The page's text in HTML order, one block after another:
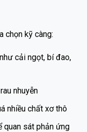
chọn kỹ càng:
cải ngọt, bí đao,
nhuyễn
nhiều chất xơ thô
quan sát phản ứng